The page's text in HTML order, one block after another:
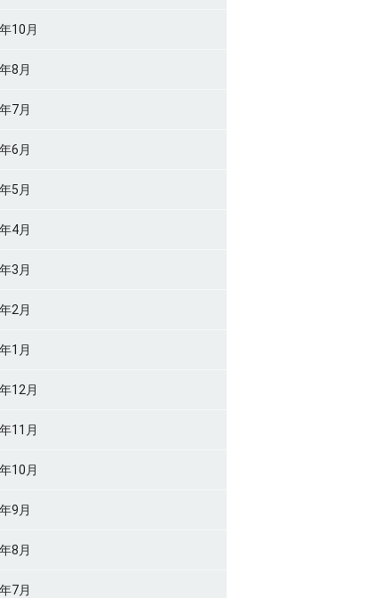
10月
8月
7月
6月
5月
4月
3月
2月
1月
12月
11月
10月
9月
8月
7月